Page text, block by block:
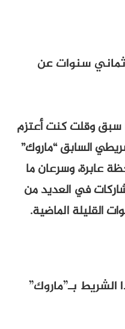
سنوات عن
وقلت كنت أعتزم
السابق “ماروك”
عابرة، وسرعان ما
في العديد من
القليلة الماضية.
بـ”ماروك”